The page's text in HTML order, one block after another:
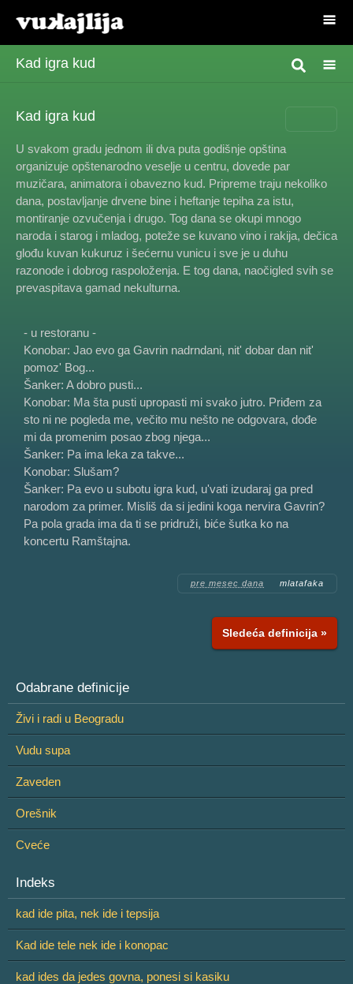
Kad igra kud
Kad igra kud
U svakom gradu jednom ili dva puta godišnje opština
organizuje opštenarodno veselje u centru, dovede par
muzičara, animatora i obavezno kud. Pripreme traju nekoliko
dana, postavljanje drvene bine i heftanje tepiha za istu,
montiranje ozvučenja i drugo. Tog dana se okupi mnogo
naroda i starog i mladog, poteže se kuvano vino i rakija, dečica
glođu kuvan kukuruz i šećernu vunicu i sve je u duhu
razonode i dobrog raspoloženja. E tog dana, naočigled svih se
prevaspitava gamad nekulturna.
- u restoranu -
Konobar: Jao evo ga Gavrin nadrndani, nit' dobar dan nit'
pomoz' Bog...
Šanker: A dobro pusti...
Konobar: Ma šta pusti upropasti mi svako jutro. Priđem za
sto ni ne pogleda me, večito mu nešto ne odgovara, dođe
mi da promenim posao zbog njega...
Šanker: Pa ima leka za takve...
Konobar: Slušam?
Šanker: Pa evo u subotu igra kud, u'vati izudaraj ga pred
narodom za primer. Misliš da si jedini koga nervira Gavrin?
Pa pola grada ima da ti se pridruži, biće šutka ko na
koncertu Ramštajna.
pre mesec dana mlatafaka
Sledeća definicija »
Odabrane definicije
Živi i radi u Beogradu
Vudu supa
Zaveden
Orešnik
Cveće
Indeks
kad ide pita, nek ide i tepsija
Kad ide tele nek ide i konopac
kad ides da jedes govna, ponesi si kasiku